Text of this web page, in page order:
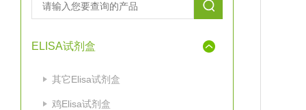
ELISA试剂盒
其它Elisa试剂盒
鸡Elisa试剂盒